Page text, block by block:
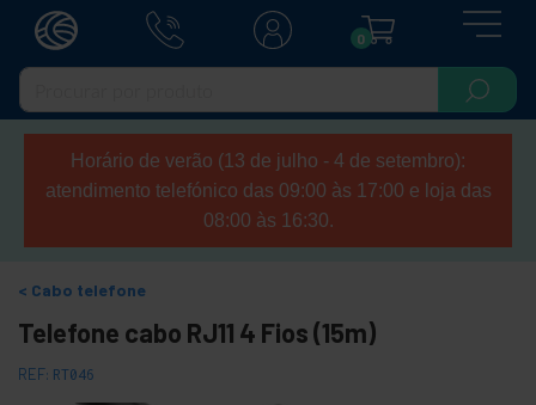
0
Horário de verão (13 de julho - 4 de setembro):
atendimento telefónico das 09:00 às 17:00 e loja das
08:00 às 16:30.
Cabo telefone
Telefone cabo RJ11 4 Fios (15m)
REF: RT046